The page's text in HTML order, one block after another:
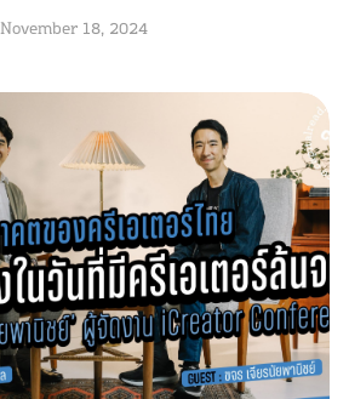
November 18, 2024